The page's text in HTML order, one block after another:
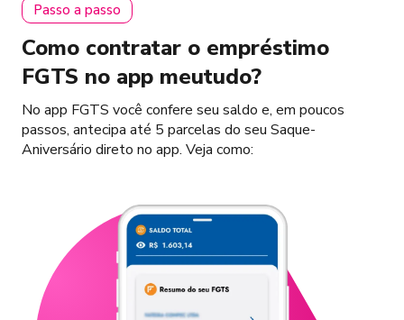
Passo a passo
Como contratar o empréstimo
FGTS no app meutudo?
No app FGTS você confere seu saldo e, em poucos
passos, antecipa até 5 parcelas do seu Saque-
Aniversário direto no app. Veja como: